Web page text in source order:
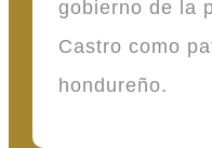
gobierno de la
Castro como
hondureño.